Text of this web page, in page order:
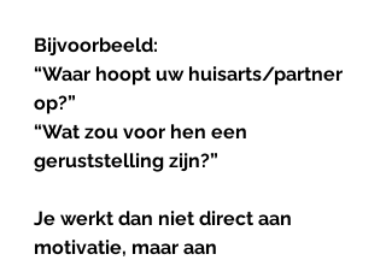
Bijvoorbeeld:
“Waar hoopt uw huisarts/partner
op?”
“Wat zou voor hen een
geruststelling zijn?”
Je werkt dan niet direct aan
motivatie, maar aan